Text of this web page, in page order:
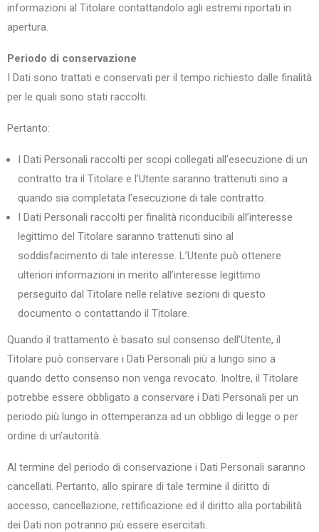
informazioni al Titolare contattandolo agli estremi riportati in
apertura.
Periodo di conservazione
I Dati sono trattati e conservati per il tempo richiesto dalle finalità
per le quali sono stati raccolti.
Pertanto:
I Dati Personali raccolti per scopi collegati all’esecuzione di un
contratto tra il Titolare e l’Utente saranno trattenuti sino a
quando sia completata l’esecuzione di tale contratto.
I Dati Personali raccolti per finalità riconducibili all’interesse
legittimo del Titolare saranno trattenuti sino al
soddisfacimento di tale interesse. L’Utente può ottenere
ulteriori informazioni in merito all’interesse legittimo
perseguito dal Titolare nelle relative sezioni di questo
documento o contattando il Titolare.
Quando il trattamento è basato sul consenso dell’Utente, il
Titolare può conservare i Dati Personali più a lungo sino a
quando detto consenso non venga revocato. Inoltre, il Titolare
potrebbe essere obbligato a conservare i Dati Personali per un
periodo più lungo in ottemperanza ad un obbligo di legge o per
ordine di un’autorità.
Al termine del periodo di conservazione i Dati Personali saranno
cancellati. Pertanto, allo spirare di tale termine il diritto di
accesso, cancellazione, rettificazione ed il diritto alla portabilità
dei Dati non potranno più essere esercitati.